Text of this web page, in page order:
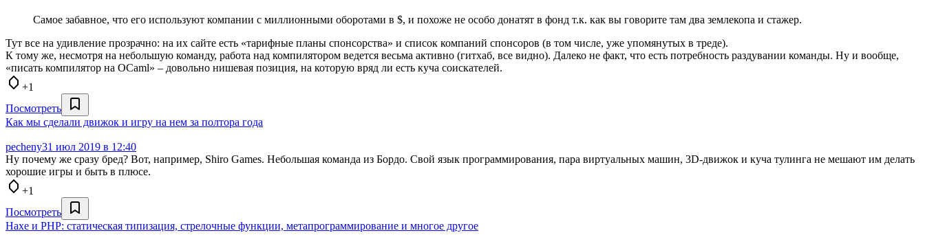
Самое забавное, что его используют компании с миллионными оборотами в $, и похоже не особо донатят в фонд т.к. как вы говорите там два землекопа и стажер.
Тут все на удивление прозрачно: на их сайте есть «тарифные планы спонсорства» и список компаний спонсоров (в том числе, уже упомянутых в треде).
К тому же, несмотря на небольшую команду, работа над компилятором ведется весьма активно (гитхаб, все видно). Далеко не факт, что есть потребность раздувании команды. Ну и вообще,
«писать компилятор на OCaml» – довольно нишевая позиция, на которую вряд ли есть куча соискателей.
+1
Посмотреть
Как мы сделали движок и игру на нем за полтора года
pecheny31 июл 2019 в 12:40
Ну почему же сразу бред? Вот, например, Shiro Games. Небольшая команда из Бордо. Свой язык программирования, пара виртуальных машин, 3D-движок и куча тулинга не мешают им делать
хорошие игры и быть в плюсе.
+1
Посмотреть
Haxe и PHP: статическая типизация, стрелочные функции, метапрограммирование и многое другое